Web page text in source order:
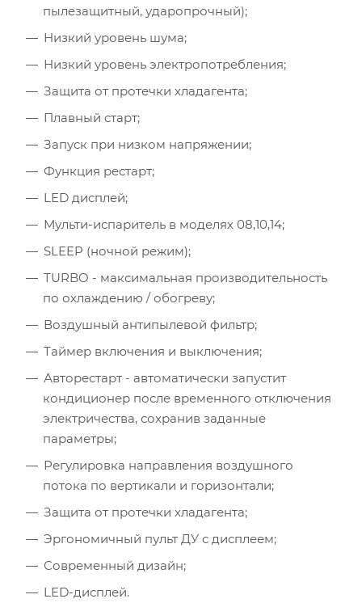
пылезащитный, ударопрочный);
Низкий уровень шума;
Низкий уровень электропотребления;
Защита от протечки хладагента;
Плавный старт;
Запуск при низком напряжении;
Функция рестарт;
LED дисплей;
Мульти-испаритель в моделях 08,10,14;
SLEEP (ночной режим);
TURBO - максимальная производительность
по охлаждению / обогреву;
Воздушный антипылевой фильтр;
Таймер включения и выключения;
Авторестарт - автоматически запустит
кондиционер после временного отключения
электричества, сохранив заданные
параметры;
Регулировка направления воздушного
потока по вертикали и горизонтали;
Защита от протечки хладагента;
Эргономичный пульт ДУ с дисплеем;
Современный дизайн;
LED-дисплей.
Площадь помещения (кв.м)
Инсоляция (степень освещенности солнцем)
Количество людей
Количество компьютеров
Количество телевизоров
Расчётная мощность охлаждения: 2.53 кВт
Рекомендуемый диапазон мощности: 2.40 - 2.91кВт